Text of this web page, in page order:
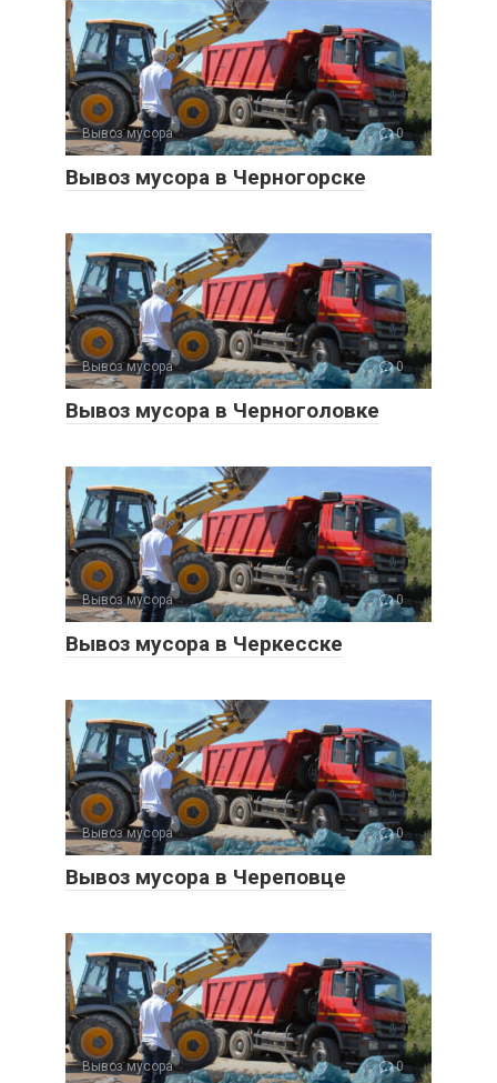
Вывоз мусора 0
Вывоз мусора в Черногорске
Вывоз мусора 0
Вывоз мусора в Черноголовке
Вывоз мусора 0
Вывоз мусора в Черкесске
Вывоз мусора 0
Вывоз мусора в Череповце
Вывоз мусора 0